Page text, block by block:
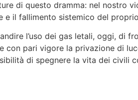
di questo dramma: nel nostro
e il fallimento sistemico del
l’uso dei gas letali, oggi, di
pari vigore la privazione di
di spegnere la vita dei civili